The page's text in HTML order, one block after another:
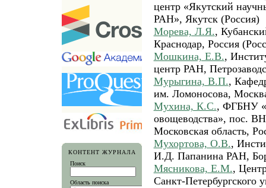
КОНТЕНТ ЖУРНАЛА
Поиск
Область поиска
центр «Якутский
РАН», Якутск (Россия)
Морева, Л.Я.,
Краснодар, Россия
Мошкина, Е.В.,
центр РАН,
Мурыгина, В.П.,
им. Ломоносова,
Мухина, К.С., ФГБНУ
овощеводства», пос.
Московская область,
Мухортова, О.В.,
И.Д. Папанина РАН,
Мясникова, Е.М.,
Санкт-Петербургского